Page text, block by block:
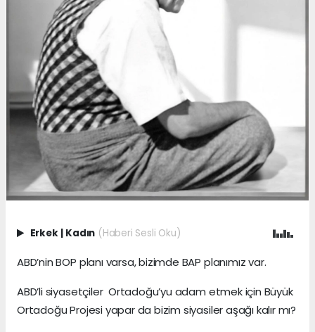
Erkek | Kadın (Haberi Sesli Oku)
ABD’nin BOP planı varsa, bizimde BAP planımız var.
ABD’li siyasetçiler Ortadoğu’yu adam etmek için Büyük
Ortadoğu Projesi yapar da bizim siyasiler aşağı kalır mı?